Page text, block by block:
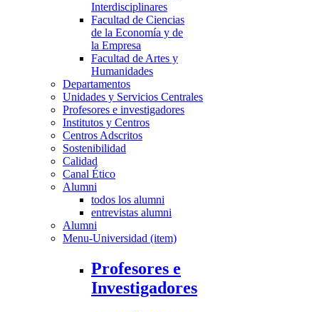
Interdisciplinares
Facultad de Ciencias
de la Economía y de
la Empresa
Facultad de Artes y
Humanidades
Departamentos
Unidades y Servicios Centrales
Profesores e investigadores
Institutos y Centros
Centros Adscritos
Sostenibilidad
Calidad
Canal Ético
Alumni
todos los alumni
entrevistas alumni
Alumni
Menu-Universidad (item)
Profesores e
Investigadores